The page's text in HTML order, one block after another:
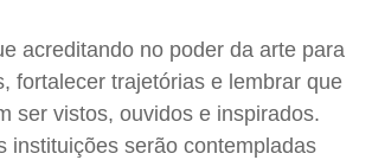
acreditando no poder da arte para
fortalecer trajetórias e lembrar que
ser vistos, ouvidos e inspirados.
instituições serão contempladas